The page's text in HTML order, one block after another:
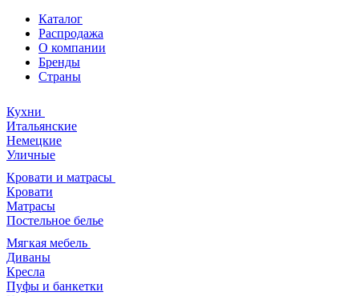
Каталог
Распродажа
О компании
Бренды
Страны
Кухни
Итальянские
Немецкие
Уличные
Кровати и матрасы
Кровати
Матрасы
Постельное белье
Мягкая мебель
Диваны
Кресла
Пуфы и банкетки